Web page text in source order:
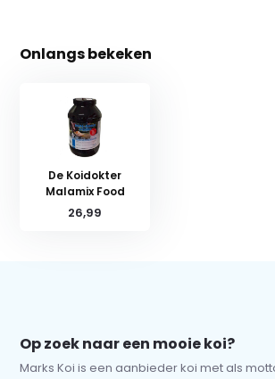
Onlangs bekeken
De Koidokter
Malamix Food
26,99
Op zoek naar een mooie koi?
Marks Koi is een aanbieder koi met als